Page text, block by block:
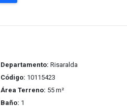
Departamento: Risaralda
Código: 10115423
Área Terreno: 55 m²
Baño: 1